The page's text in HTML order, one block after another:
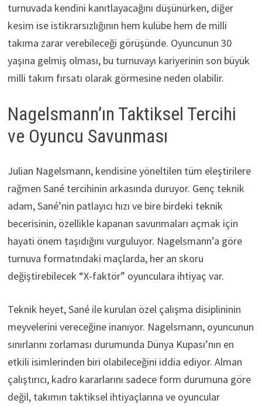
turnuvada kendini kanıtlayacağını düşünürken, diğer
kesim ise istikrarsızlığının hem kulübe hem de milli
takıma zarar verebileceği görüşünde. Oyuncunun 30
yaşına gelmiş olması, bu turnuvayı kariyerinin son büyük
milli takım fırsatı olarak görmesine neden olabilir.
Nagelsmann’ın Taktiksel Tercihi
ve Oyuncu Savunması
Julian Nagelsmann, kendisine yöneltilen tüm eleştirilere
rağmen Sané tercihinin arkasında duruyor. Genç teknik
adam, Sané’nin patlayıcı hızı ve bire birdeki teknik
becerisinin, özellikle kapanan savunmaları açmak için
hayati önem taşıdığını vurguluyor. Nagelsmann’a göre
turnuva formatındaki maçlarda, her an skoru
değiştirebilecek “X-faktör” oyunculara ihtiyaç var.
Teknik heyet, Sané ile kurulan özel çalışma disiplininin
meyvelerini vereceğine inanıyor. Nagelsmann, oyuncunun
sınırlarını zorlaması durumunda Dünya Kupası’nın en
etkili isimlerinden biri olabileceğini iddia ediyor. Alman
çalıştırıcı, kadro kararlarını sadece form durumuna göre
değil, takımın taktiksel ihtiyaçlarına ve oyuncular